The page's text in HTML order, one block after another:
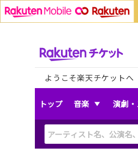
ようこそ楽天チケットへ
トップ 音楽 演劇